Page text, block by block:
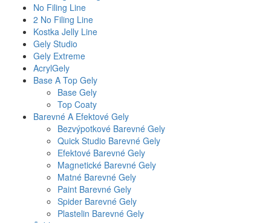
No Filing Line
2 No Filing Line
Kostka Jelly Line
Gely Studio
Gely Extreme
AcrylGely
Base A Top Gely
Base Gely
Top Coaty
Barevné A Efektové Gely
Bezvýpotkové Barevné Gely
Quick Studio Barevné Gely
Efektové Barevné Gely
Magnetické Barevné Gely
Matné Barevné Gely
Paint Barevné Gely
Spider Barevné Gely
Plastelin Barevné Gely